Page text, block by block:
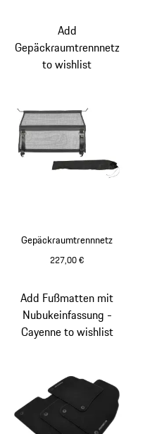
Gepäckraumtrennnetz
227,00 €
Add
Gepäckraumtrennnetz
to wishlist
Add Fußmatten mit
Nubukeinfassung -
Cayenne to wishlist